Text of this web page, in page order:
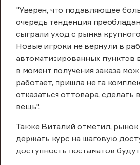
"Уверен, что подавляющее
очередь тенденция
сыграли уход с рынка
Новые игроки не вернули в
автоматизированных пунктов
в момент получения заказа
работает, пришла не та
отказаться от товара,
вещь".
Также Виталий отметил,
держать курс на шаговую
доступность постаматов